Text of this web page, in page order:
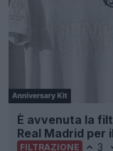
È avvenuta la
Real Madrid per
FILTRAZIONE 3